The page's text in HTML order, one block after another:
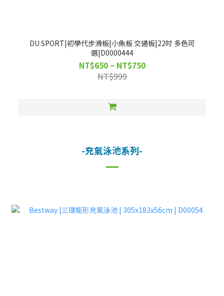
DU SPORT|初學代步滑板|小魚板 交通板|22吋 多色可
選|D0000444
NT$650 ~ NT$750
NT$999
-充氣泳池系列-